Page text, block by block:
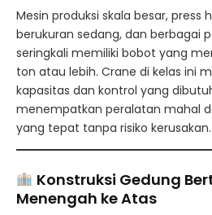
Mesin produksi skala besar, press
berukuran sedang, dan berbagai
seringkali memiliki bobot yang
ton atau lebih. Crane di kelas ini
kapasitas dan kontrol yang
menempatkan peralatan mahal
yang tepat tanpa risiko kerusakan.
Konstruksi Gedung
Menengah ke Atas